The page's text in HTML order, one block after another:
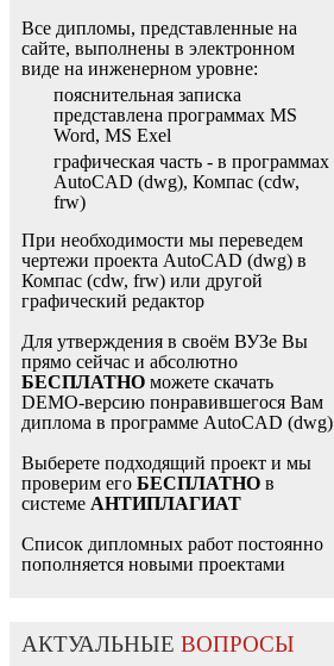
Все дипломы, представленные на
сайте, выполнены в электронном
виде на инженерном уровне:
пояснительная записка
представлена программах MS
Word, MS Exel
графическая часть - в программах
AutoCAD (dwg), Компас (cdw,
frw)
При необходимости мы переведем
чертежи проекта AutoCAD (dwg) в
Компас (cdw, frw) или другой
графический редактор
Для утверждения в своём ВУЗе Вы
прямо сейчас и абсолютно
БЕСПЛАТНО можете скачать
DEMO-версию понравившегося Вам
диплома в программе AutoCAD (dwg)
Выберете подходящий проект и мы
проверим его БЕСПЛАТНО в
системе АНТИПЛАГИАТ
Список дипломных работ постоянно
пополняется новыми проектами
АКТУАЛЬНЫЕ ВОПРОСЫ